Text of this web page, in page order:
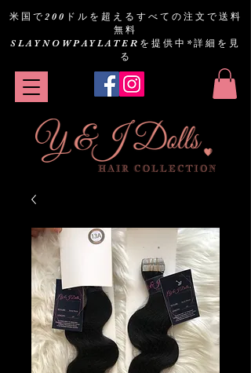
米国で200ドルを超えるすべての注文で送料
無料
SLAYNOWPAYLATERを提供中 *詳細を見
る